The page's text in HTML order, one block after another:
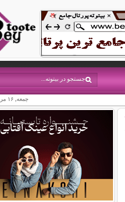
جمعه, ۱۶ مرداد ۱۴۰۵